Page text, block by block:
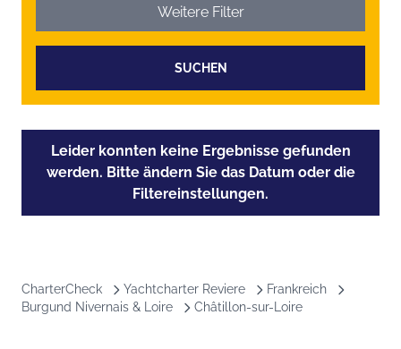
Weitere Filter
SUCHEN
Leider konnten keine Ergebnisse gefunden
werden. Bitte ändern Sie das Datum oder die
Filtereinstellungen.
CharterCheck Yachtcharter Reviere
Frankreich
Burgund Nivernais & Loire
Châtillon-sur-Loire